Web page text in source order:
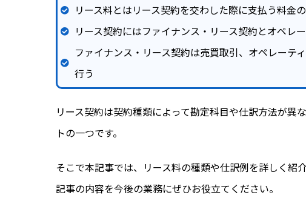
リース料とはリース契約を交わした際に支払う料金
リース契約にはファイナンス・リース契約とオペレ
ファイナンス・リース契約は売買取引、オペレーテ
行う
リース契約は契約種類によって勘定科目や仕訳方法が異
トの一つです。
そこで本記事では、リース料の種類や仕訳例を詳しく紹
記事の内容を今後の業務にぜひお役立てください。